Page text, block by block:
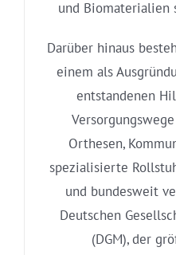
und Biomaterialien
Darüber hinaus
einem als
entstandenen
Orthesen,
spezialisierte
und bundesweit
Deutschen
(DGM), der